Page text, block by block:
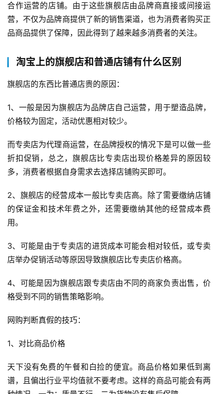
自
媒
E
优
化
A
i
观
察
电
运
直
播
带
货
流
广
私
登录 注册
合作运营的店铺。由于这些旗舰店由品牌商直接或间接运
营，不仅为品牌商提供了新的销售渠道，也为消费者购买正
品商品提供了保障，因此得到了越来越多消费者的关注。
淘宝上的旗舰店和普通店铺有什么区别
旗舰店的东西比普通店贵的原因：
1、一般是因为旗舰店为品牌店自己运营，用于塑造品牌，
价格较为固定，活动优惠相对较少。
而专卖店为代理商运营，在品牌授权的情况下是可以做一些
折扣促销，总之，旗舰店比专卖店出现价格差异的原因较
多，消费者根据自身需求去选择店铺购买即可。
2、旗舰店的经营成本一般比专卖店高。除了需要缴纳店铺
的保证金和技术年费之外，还需要缴纳其他的经营成本费
用。
3、可能是由于专卖店的进货成本可能会相对较低，或专卖
店举办促销活动等原因导致旗舰店比专卖店价格高。
4、可能是因为旗舰店跟专卖店由不同的商家负责出售，价
格受到不同的销售策略影响。
网购判断真假的技巧：
1、对比商品价格
天下没有免费的午餐和白捡的便宜。商品价格如果低到离
谱，且偏出行业平均值就不要考虑。这样的商品可能会有两